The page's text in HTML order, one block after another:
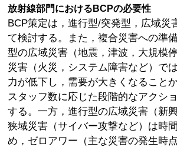
放射線部門におけるBCPの必要性
BCP策定は，進行型/突発型，広域災
て検討する。また，複合災害への準
型の広域災害（地震，津波，大規模
災害（火災，システム障害など）で
力が低下し，需要が大きくなること
スタッフ数に応じた段階的なアクシ
する。一方，進行型の広域災害（新
狭域災害（サイバー攻撃など）は時
め，ゼロアワー（主な災害の発生時